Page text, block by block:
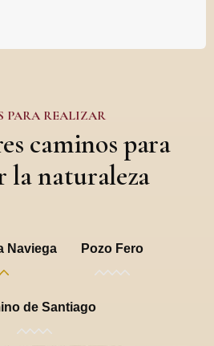
PARA REALIZAR
caminos para
la naturaleza
Naviega Pozo Fero
de Santiago